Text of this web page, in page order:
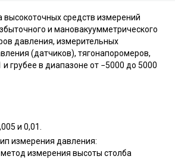
высокоточных средств измерений
и мановакуумметрического
давления, измерительных
(датчиков), тягонапоромеров,
и грубее в диапазоне от −5000 до 5000
и 0,01.
измерения давления:
измерения высоты столба